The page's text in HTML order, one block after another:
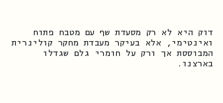
דוק היא לא רק מסעדת שף עם מטבח פתוח
ואינטימי, אלא בעיקר מעבדת מחקר קולינרית
המבוססת אך ורק על חומרי גלם שגדלו
בארצנו.